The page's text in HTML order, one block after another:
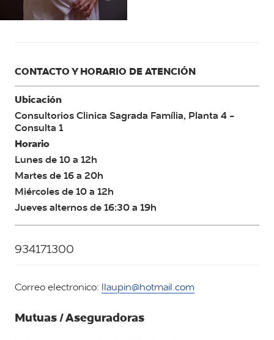
CONTACTO Y HORARIO DE ATENCIÓN
Ubicación
Consultorios Clinica Sagrada Família, Planta 4 -
Consulta 1
Horario
Lunes de 10 a 12h
Martes de 16 a 20h
Miércoles de 10 a 12h
Jueves alternos de 16:30 a 19h
934171300
Correo electronico: llaupin@hotmail.com
Mutuas / Aseguradoras